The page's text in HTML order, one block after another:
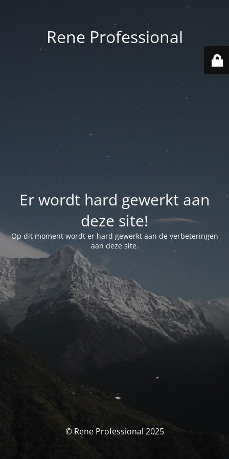
Rene Professional
Er wordt hard gewerkt aan
deze site!
Op dit moment wordt er hard gewerkt aan de verbeteringen
aan deze site.
© Rene Professional 2025